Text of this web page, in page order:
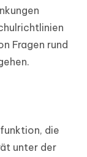
Fragen rund
die
unter der